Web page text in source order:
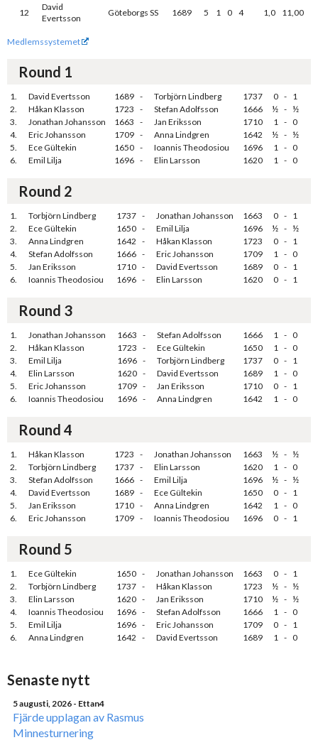
12
David
Evertsson
Göteborgs SS 1689 5 1 0 4 1,0 11,00
Medlemssystemet
Round 1
1. David Evertsson 1689 - Torbjörn Lindberg 1737 0 - 1
2.
Håkan Klasson 1723 - Stefan Adolfsson 1666 ½ - ½
3.
Jonathan Johansson 1663 - Jan Eriksson 1710 1 - 0
4.
Eric Johansson 1709 - Anna Lindgren 1642 ½ - ½
5.
Ece Gültekin 1650 - Ioannis Theodosiou 1696 1 - 0
6.
Emil Lilja 1696 - Elin Larsson 1620 1 - 0
Round 2
1. Torbjörn Lindberg 1737 - Jonathan Johansson 1663 0 - 1
2.
Ece Gültekin 1650 - Emil Lilja 1696 ½ - ½
3.
Anna Lindgren 1642 - Håkan Klasson 1723 0 - 1
4.
Stefan Adolfsson 1666 - Eric Johansson 1709 1 - 0
5.
Jan Eriksson 1710 - David Evertsson 1689 0 - 1
6.
Ioannis Theodosiou 1696 - Elin Larsson 1620 0 - 1
Round 3
1. Jonathan Johansson 1663 - Stefan Adolfsson 1666 1 - 0
2.
Håkan Klasson 1723 - Ece Gültekin 1650 1 - 0
3.
Emil Lilja 1696 - Torbjörn Lindberg 1737 0 - 1
4.
Elin Larsson 1620 - David Evertsson 1689 1 - 0
5.
Eric Johansson 1709 - Jan Eriksson 1710 0 - 1
6.
Ioannis Theodosiou 1696 - Anna Lindgren 1642 1 - 0
Round 4
1. Håkan Klasson 1723 - Jonathan Johansson 1663 ½ - ½
2.
Torbjörn Lindberg 1737 - Elin Larsson 1620 1 - 0
3.
Stefan Adolfsson 1666 - Emil Lilja 1696 ½ - ½
4.
David Evertsson 1689 - Ece Gültekin 1650 0 - 1
5.
Jan Eriksson 1710 - Anna Lindgren 1642 1 - 0
6.
Eric Johansson 1709 - Ioannis Theodosiou 1696 0 - 1
Round 5
1. Ece Gültekin 1650 - Jonathan Johansson 1663 0 - 1
2.
Torbjörn Lindberg 1737 - Håkan Klasson 1723 ½ - ½
3.
Elin Larsson 1620 - Jan Eriksson 1710 ½ - ½
4.
Ioannis Theodosiou 1696 - Stefan Adolfsson 1666 1 - 0
5.
Emil Lilja 1696 - Eric Johansson 1709 0 - 1
6.
Anna Lindgren 1642 - David Evertsson 1689 1 - 0
Senaste nytt
5 augusti, 2026 - Ettan4
Fjärde upplagan av Rasmus
Minnesturnering